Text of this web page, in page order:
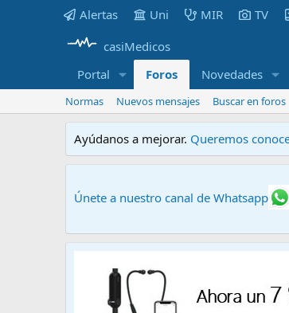
Alertas Uni MIR TV
casiMedicos
Portal
Foros Novedades
Normas Nuevos mensajes Buscar en foros
Ayúdanos a mejorar. Queremos
Únete a nuestro canal de Whatsapp